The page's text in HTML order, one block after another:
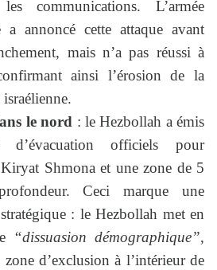
communications. L’armée
a annoncé cette attaque avant
mais n’a pas réussi à
ainsi l’érosion de la
le nord : le Hezbollah a émis
officiels pour
Shmona et une zone de 5
Ceci marque une
: le Hezbollah met en
“dissuasion démographique”,
zone d’exclusion à l’intérieur de